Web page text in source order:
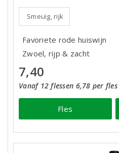
Smeuïg, rijk
Favoriete rode huiswijn
Zwoel, rijp & zacht
7,40
Vanaf 12 flessen 6,78 per fles
Fles